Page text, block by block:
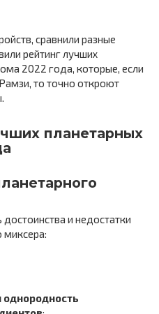
сравнили разные
рейтинг лучших
2022 года, которые, если
то точно откроют
планетарных
и недостатки
миксера:
однородность